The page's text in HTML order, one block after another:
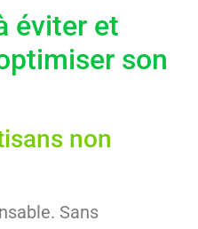
éviter et
son
non
Sans